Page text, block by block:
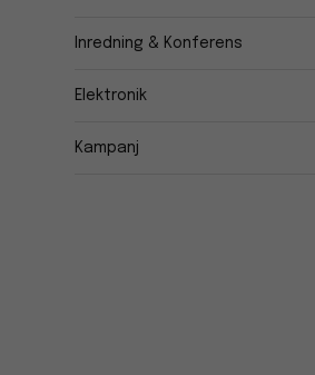
Inredning & Konferens
Elektronik
Kampanj